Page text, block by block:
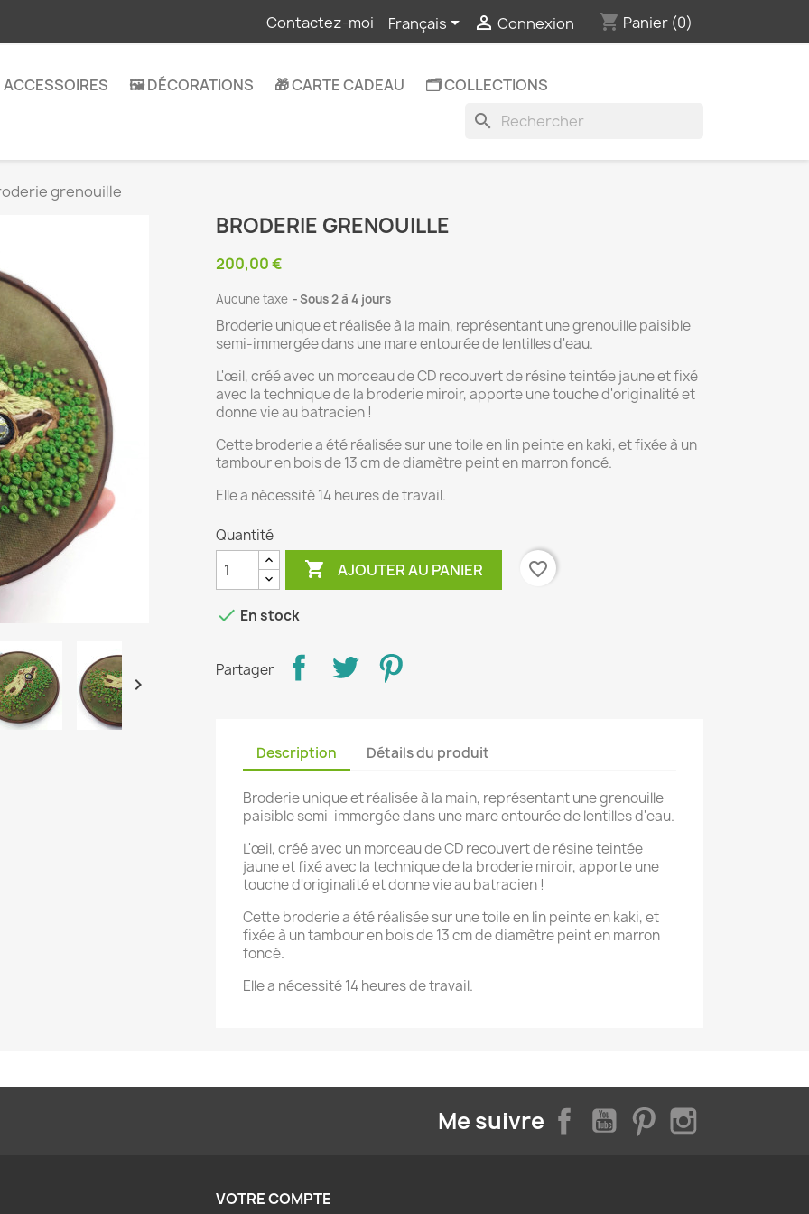
Contactez-moi Français  Connexion shopping_cart Panier (0)
ACCESSOIRES 🖼️ DÉCORATIONS 🎁 CARTE CADEAU 🗂️ COLLECTIONS
search
grenouille

BRODERIE GRENOUILLE
200,00 €
Aucune taxe Sous 2 à 4 jours
Broderie unique et réalisée à la main, représentant une grenouille paisible
semi-immergée dans une mare entourée de lentilles d'eau.
L'œil, créé avec un morceau de CD recouvert de résine teintée jaune et fixé
avec la technique de la broderie miroir, apporte une touche d'originalité et
donne vie au batracien !
Cette broderie a été réalisée sur une toile en lin peinte en kaki, et fixée à un
tambour en bois de 13 cm de diamètre peint en marron foncé.
Elle a nécessité 14 heures de travail.
Quantité
 AJOUTER AU PANIER favorite_border
 En stock
Partager
Description Détails du produit
Broderie unique et réalisée à la main, représentant une grenouille
paisible semi-immergée dans une mare entourée de lentilles d'eau.
L'œil, créé avec un morceau de CD recouvert de résine teintée
jaune et fixé avec la technique de la broderie miroir, apporte une
touche d'originalité et donne vie au batracien !
Cette broderie a été réalisée sur une toile en lin peinte en kaki, et
fixée à un tambour en bois de 13 cm de diamètre peint en marron
foncé.
Elle a nécessité 14 heures de travail.
Me suivre FacebookYouTubePinterest
VOTRE COMPTE